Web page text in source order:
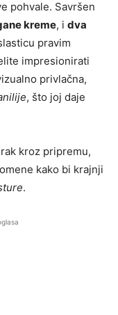
pohvale. Savršen
kreme, i dva
pravim
impresionirati
privlačna,
, što joj daje
kroz pripremu,
kako bi krajnji
.